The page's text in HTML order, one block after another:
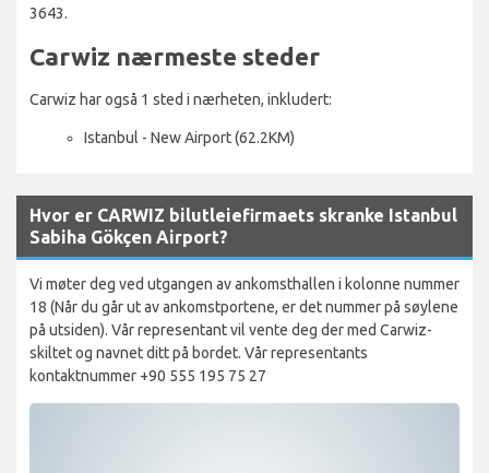
3643.
Carwiz nærmeste steder
Carwiz har også 1 sted i nærheten, inkludert:
Istanbul - New Airport (62.2KM)
Hvor er CARWIZ bilutleiefirmaets skranke Istanbul
Sabiha Gökçen Airport?
Vi møter deg ved utgangen av ankomsthallen i kolonne nummer
18 (Når du går ut av ankomstportene, er det nummer på søylene
på utsiden). Vår representant vil vente deg der med Carwiz-
skiltet og navnet ditt på bordet. Vår representants
kontaktnummer +90 555 195 75 27